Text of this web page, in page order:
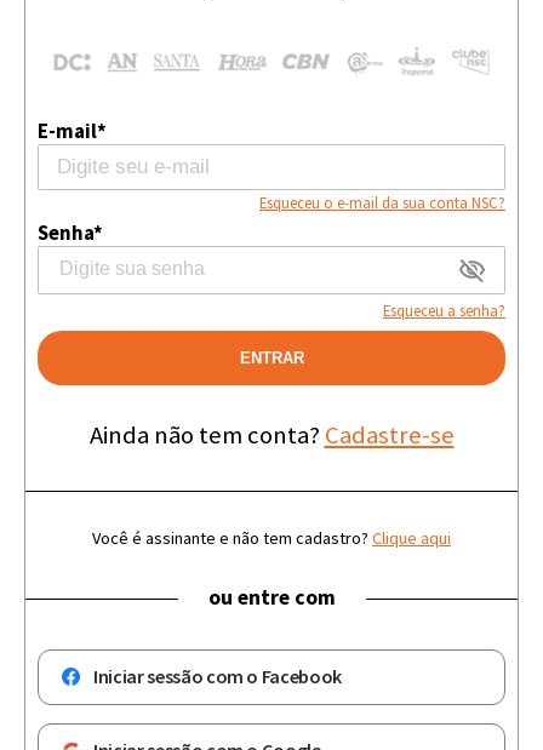
E-mail*
Esqueceu o e-mail da sua conta NSC?
Senha*
Esqueceu a senha?
ENTRAR
Ainda não tem conta? Cadastre-se
Você é assinante e não tem cadastro? Clique aqui
ou entre com
Iniciar sessão com o Facebook